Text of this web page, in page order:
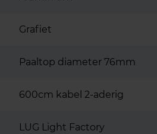
Grafiet
Paaltop diameter 76mm
600cm kabel 2-aderig
LUG Light Factory